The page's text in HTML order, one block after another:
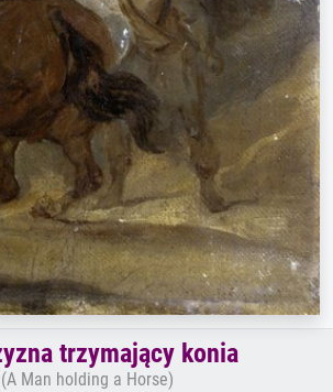
trzymający konia
(A Man holding a Horse)